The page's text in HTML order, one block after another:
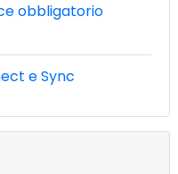
obbligatorio
e Sync